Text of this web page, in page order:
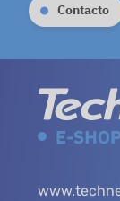
Contacto